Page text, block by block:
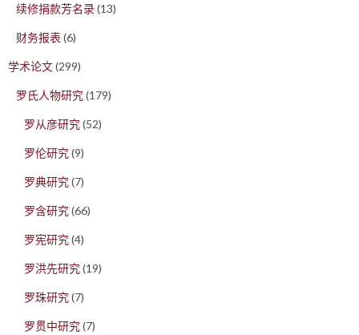
续修捐款芳名录(13)
财务报表 (6)
学术论文(299)
罗氏人物研究(179)
罗从彦研究(52)
罗伦研究(9)
罗典研究(7)
罗含研究(66)
罗宪研究(4)
罗洪先研究(19)
罗珠研究(7)
罗贯中研究(7)